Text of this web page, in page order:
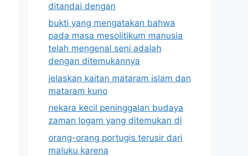
ditandai dengan
bukti yang mengatakan bahwa
pada masa mesolitikum manusia
telah mengenal seni adalah
dengan ditemukannya
jelaskan kaitan mataram islam dan
mataram kuno
nekara kecil peninggalan budaya
zaman logam yang ditemukan di
orang-orang portugis terusir dari
maluku karena